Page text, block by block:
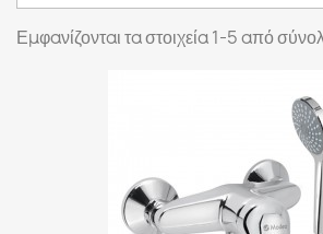
Εμφανίζονται τα στοιχεία 1-5 από